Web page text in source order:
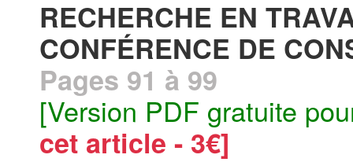
RECHERCHE EN
CONFÉRENCE DE
Pages 91 à 99
[Version PDF gratuite
cet article - 3€]